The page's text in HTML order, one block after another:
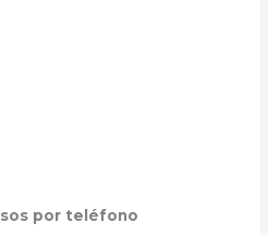
por teléfono